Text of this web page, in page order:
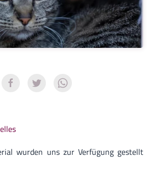
wurden uns zur Verfügung gestellt